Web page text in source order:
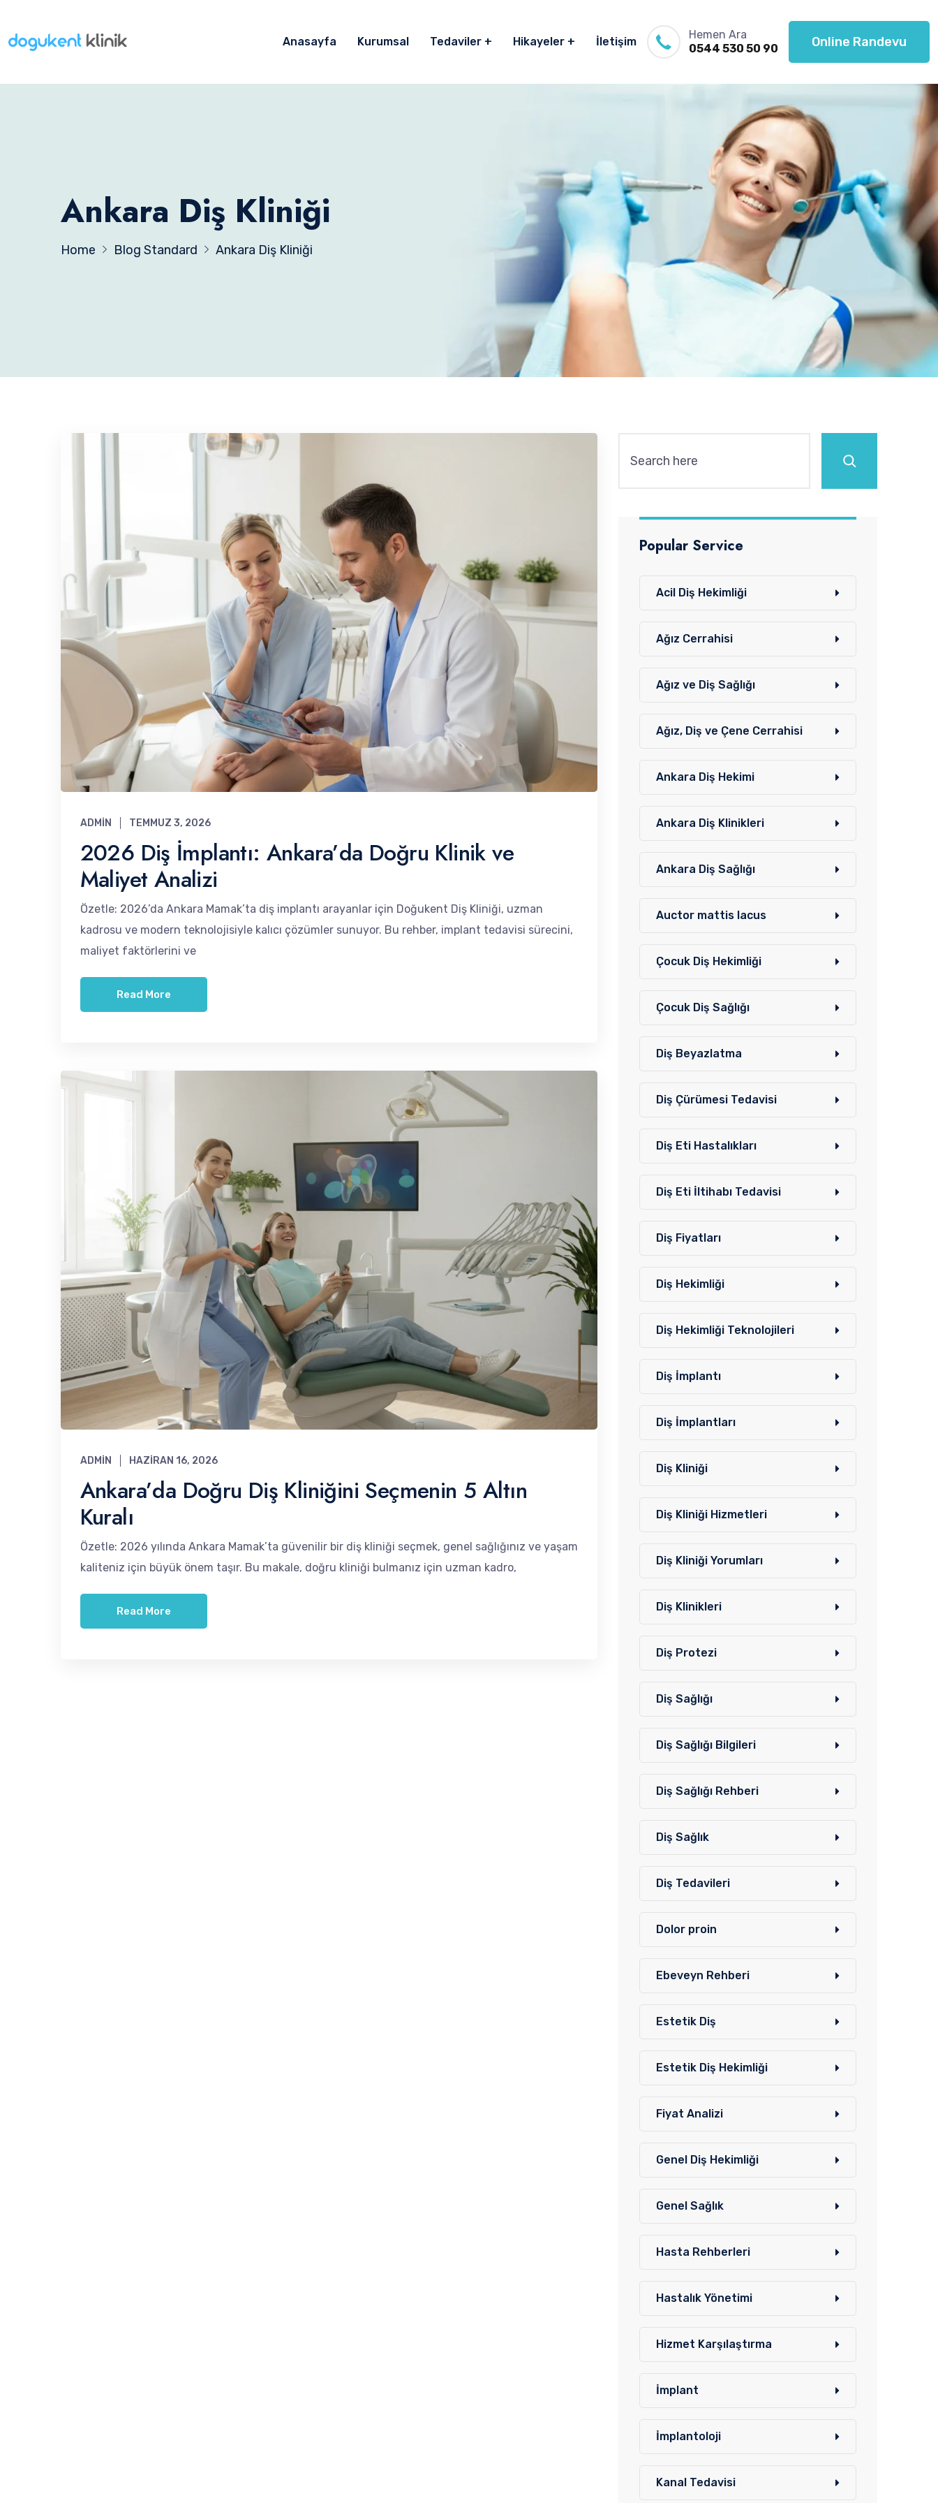
Anasayfa Kurumsal Tedaviler Hikayeler İletişim
Hemen Ara
0544 530 50 90
Online Randevu
Ankara Diş Kliniği
Home Blog Standard Ankara Diş Kliniği
ADMIN TEMMUZ 3, 2026
2026 Diş İmplantı: Ankara’da Doğru Klinik ve
Maliyet Analizi
Özetle: 2026’da Ankara Mamak’ta diş implantı arayanlar için Doğukent Diş Kliniği, uzman
kadrosu ve modern teknolojisiyle kalıcı çözümler sunuyor. Bu rehber, implant tedavisi sürecini,
maliyet faktörlerini ve
Read More
ADMIN HAZIRAN 16, 2026
Ankara’da Doğru Diş Kliniğini Seçmenin 5 Altın
Kuralı
Özetle: 2026 yılında Ankara Mamak’ta güvenilir bir diş kliniği seçmek, genel sağlığınız ve yaşam
kaliteniz için büyük önem taşır. Bu makale, doğru kliniği bulmanız için uzman kadro,
Read More
Popular Service
Acil Diş Hekimliği
Ağız Cerrahisi
Ağız ve Diş Sağlığı
Ağız, Diş ve Çene Cerrahisi
Ankara Diş Hekimi
Ankara Diş Klinikleri
Ankara Diş Sağlığı
Auctor mattis lacus
Çocuk Diş Hekimliği
Çocuk Diş Sağlığı
Diş Beyazlatma
Diş Çürümesi Tedavisi
Diş Eti Hastalıkları
Diş Eti İltihabı Tedavisi
Diş Fiyatları
Diş Hekimliği
Diş Hekimliği Teknolojileri
Diş İmplantı
Diş İmplantları
Diş Kliniği
Diş Kliniği Hizmetleri
Diş Kliniği Yorumları
Diş Klinikleri
Diş Protezi
Diş Sağlığı
Diş Sağlığı Bilgileri
Diş Sağlığı Rehberi
Diş Sağlık
Diş Tedavileri
Dolor proin
Ebeveyn Rehberi
Estetik Diş
Estetik Diş Hekimliği
Fiyat Analizi
Genel Diş Hekimliği
Genel Sağlık
Hasta Rehberleri
Hastalık Yönetimi
Hizmet Karşılaştırma
İmplant
İmplantoloji
Kanal Tedavisi